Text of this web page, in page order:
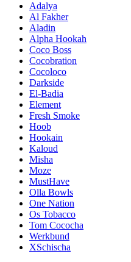
Adalya
Al Fakher
Aladin
Alpha Hookah
Coco Boss
Cocobration
Cocoloco
Darkside
El-Badia
Element
Fresh Smoke
Hoob
Hookain
Kaloud
Misha
Moze
MustHave
Olla Bowls
One Nation
Os Tobacco
Tom Cococha
Werkbund
XSchischa